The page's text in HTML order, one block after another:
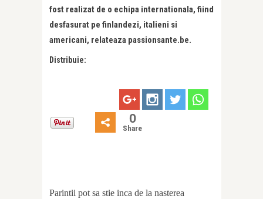
fost realizat de o echipa internationala, fiind
desfasurat pe finlandezi, italieni si
americani, relateaza passionsante.be.
Distribuie:
0
Share
Parintii pot sa stie inca de la nasterea